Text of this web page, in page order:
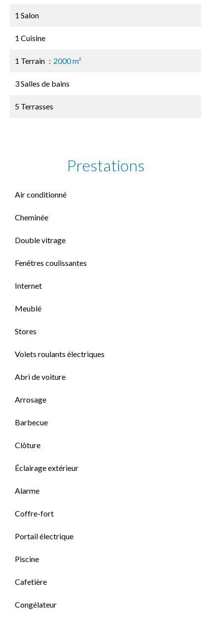
1 Salon
1 Cuisine
1 Terrain 2000 m²
3 Salles de bains
5 Terrasses
Prestations
Air conditionné
Cheminée
Double vitrage
Fenêtres coulissantes
Internet
Meublé
Stores
Volets roulants électriques
Abri de voiture
Arrosage
Barbecue
Clôture
Éclairage extérieur
Alarme
Coffre-fort
Portail électrique
Piscine
Cafetière
Congélateur